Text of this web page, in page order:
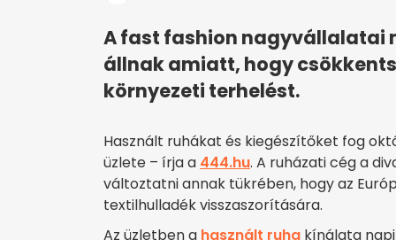
A fast fashion nagyvállalatai
állnak amiatt, hogy
környezeti terhelést.
Használt ruhákat és kiegészítőket fog
üzlete – írja a 444.hu. A ruházati cég a
változtatni annak tükrében, hogy az
textilhulladék visszaszorítására.
Az üzletben a használt ruha kínálata